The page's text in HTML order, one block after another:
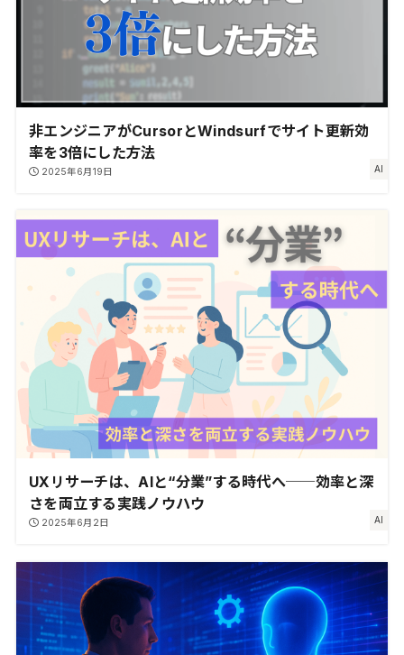
AI
非エンジニアがCursorとWindsurfでサイト更新効
率を3倍にした方法
2025年6月19日
AI
UXリサーチは、AIと“分業”する時代へ──効率と深
さを両立する実践ノウハウ
2025年6月2日